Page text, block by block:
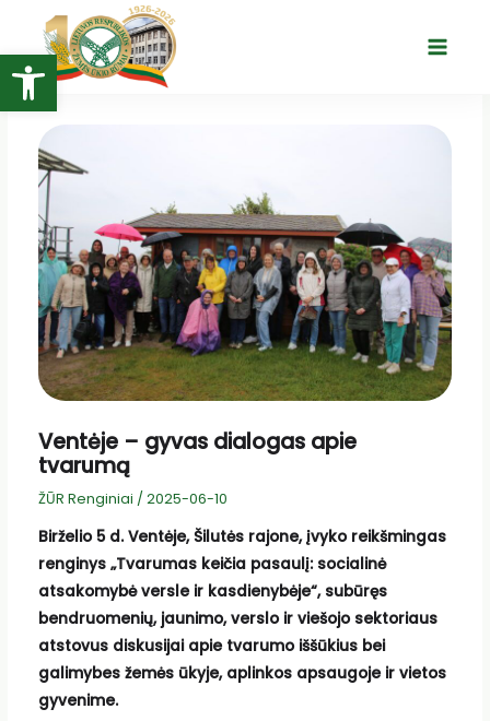
Open toolbar
turinio
Main
Ventėje – gyvas dialogas apie
tvarumą
ŽŪR Renginiai / 2025-06-10
Birželio 5 d. Ventėje, Šilutės rajone, įvyko reikšmingas
renginys „Tvarumas keičia pasaulį: socialinė
atsakomybė versle ir kasdienybėje“, subūręs
bendruomenių, jaunimo, verslo ir viešojo sektoriaus
atstovus diskusijai apie tvarumo iššūkius bei
galimybes žemės ūkyje, aplinkos apsaugoje ir vietos
gyvenime.